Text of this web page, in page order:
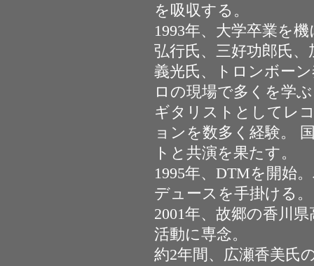
を吸収する。
1993年、大学卒業を
弘行氏、三好功郎氏
義光氏、トロンボー
ロの現場で多くを学
ギタリストとしてレ
ョンを数多く経験。
トと共演を果たす。
1995年、DTMを開始
デュースを手掛ける。
2001年、故郷の香川
活動に専念。
約2年間、広瀬香美氏